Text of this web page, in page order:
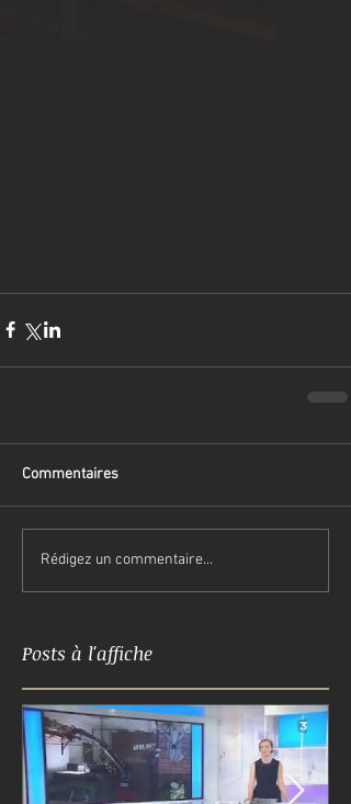
Commentaires
Rédigez un commentaire...
Posts à l'affiche